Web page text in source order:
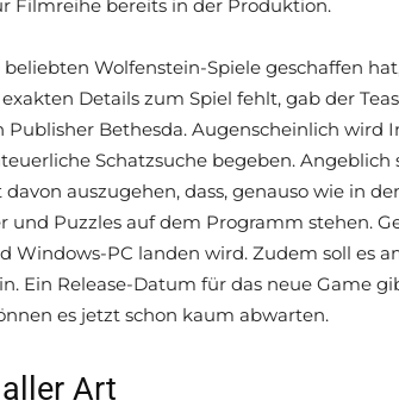
Filmreihe bereits in der Produktion.
Wolfenstein-Spiele geschaffen
Details zum Spiel fehlt, gab der
Bethesda. Augenscheinlich wird
Schatzsuche begeben. Angeblich
auszugehen, dass, genauso wie in
Puzzles auf dem Programm stehen.
Windows-PC landen wird. Zudem soll es
Ein Release-Datum für das neue Game
es jetzt schon kaum abwarten.
Art